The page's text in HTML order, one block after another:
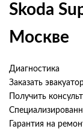
Skoda
Москве
Диагностика
Заказать
Получить
Гарантия на